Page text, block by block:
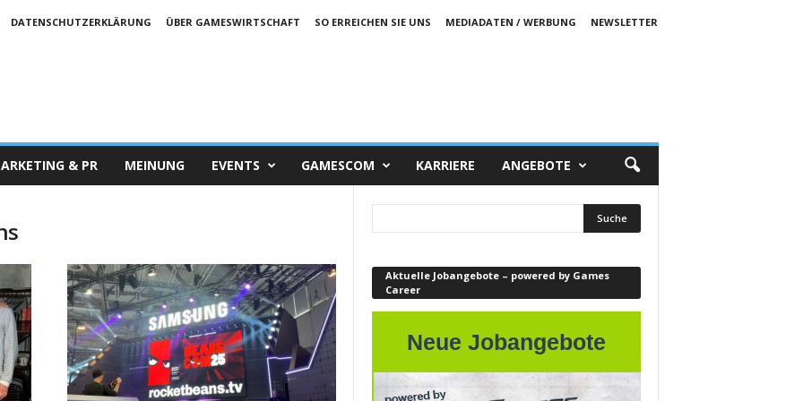
DATENSCHUTZERKLÄRUNG ÜBER GAMESWIRTSCHAFT SO ERREICHEN SIE UNS MEDIADATEN / WERBUNG
NEWSLETTER
& PR MEINUNG EVENTS GAMESCOM KARRIERE ANGEBOTE
Aktuelle Jobangebote – powered by Games
Career